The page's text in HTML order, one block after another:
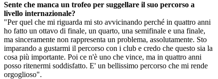
Sente che manca un trofeo per suggellare il suo percorso a
livello internazionale?
"Per quel che mi riguarda mi sto avvicinando perché in quattro anni
ho fatto un ottavo di finale, un quarto, una semifinale e una finale,
ma sinceramente non rappresenta un problema, assolutamente. Sto
imparando a gustarmi il percorso con i club e credo che questo sia la
cosa più importante. Poi ce n'è uno che vince, ma in quattro anni
posso ritenermi soddisfatto. E' un bellissimo percorso che mi rende
orgoglioso".